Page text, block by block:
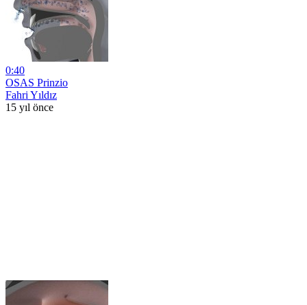
0:40
OSAS Prinzio
Fahri Yıldız
15 yıl önce